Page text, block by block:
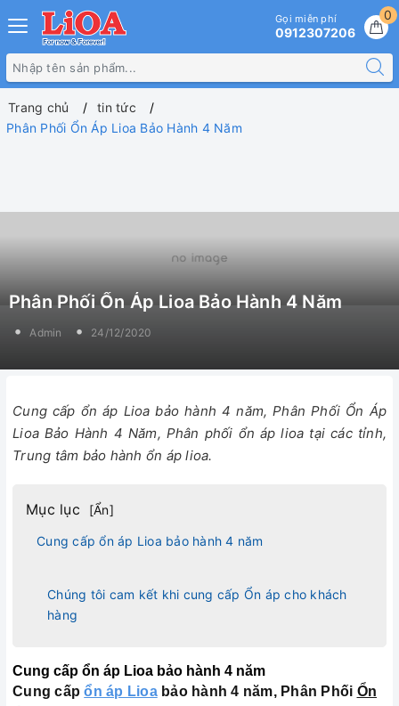
0
Gọi miễn phí
0912307206
Trang chủ
tin tức
Phân Phối Ổn Áp Lioa Bảo Hành 4 Năm
Phân Phối Ổn Áp Lioa Bảo Hành 4 Năm
Admin 24/12/2020
Cung cấp ổn áp Lioa bảo hành 4 năm, Phân Phối Ổn Áp
Lioa Bảo Hành 4 Năm, Phân phối ổn áp lioa tại các tỉnh,
Trung tâm bảo hành ổn áp lioa.
Mục lục [Ẩn]
Cung cấp ổn áp Lioa bảo hành 4 năm
Chúng tôi cam kết khi cung cấp Ổn áp cho khách
hàng
Cung cấp ổn áp Lioa bảo hành 4 năm
Cung cấpổn áp Lioabảo hành 4 năm, Phân Phối Ổn